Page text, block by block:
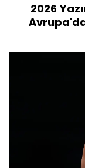
2026